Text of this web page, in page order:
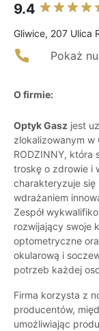
9.4
Gliwice, 207 Ulica
Pokaż
O firmie:
Optyk Gasz jest
zlokalizowanym w
RODZINNY, która
troskę o zdrowie i
charakteryzuje się
wdrażaniem
Zespół
rozwijający swoje
optometryczne
okularową i
potrzeb każdej
Firma korzysta z
producentów,
umożliwiając